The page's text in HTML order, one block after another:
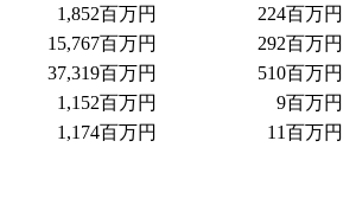
1,852百万円
224百万円
15,767百万円
292百万円
37,319百万円
510百万円
1,152百万円
9百万円
1,174百万円 11百万円